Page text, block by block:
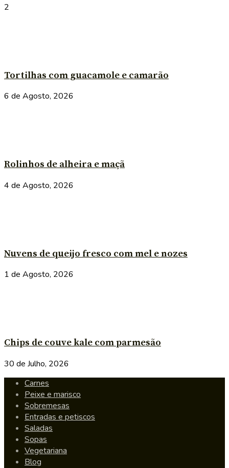
2
Tortilhas com guacamole e camarão
6 de Agosto, 2026
Rolinhos de alheira e maçã
4 de Agosto, 2026
Nuvens de queijo fresco com mel e nozes
1 de Agosto, 2026
Chips de couve kale com parmesão
30 de Julho, 2026
Carnes
Peixe e marisco
Sobremesas
Entradas e petiscos
Saladas
Sopas
Vegetariana
Blog